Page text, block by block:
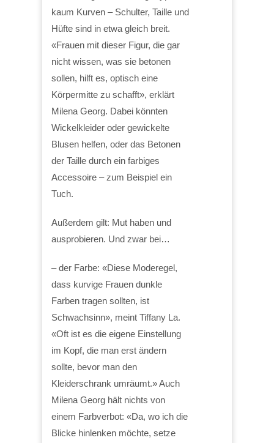
kaum Kurven – Schulter, Taille und
Hüfte sind in etwa gleich breit.
«Frauen mit dieser Figur, die gar
nicht wissen, was sie betonen
sollen, hilft es, optisch eine
Körpermitte zu schafft», erklärt
Milena Georg. Dabei könnten
Wickelkleider oder gewickelte
Blusen helfen, oder das Betonen
der Taille durch ein farbiges
Accessoire – zum Beispiel ein
Tuch.
Außerdem gilt: Mut haben und
ausprobieren. Und zwar bei…
– der Farbe: «Diese Moderegel,
dass kurvige Frauen dunkle
Farben tragen sollten, ist
Schwachsinn», meint Tiffany La.
«Oft ist es die eigene Einstellung
im Kopf, die man erst ändern
sollte, bevor man den
Kleiderschrank umräumt.» Auch
Milena Georg hält nichts von
einem Farbverbot: «Da, wo ich die
Blicke hinlenken möchte, setze